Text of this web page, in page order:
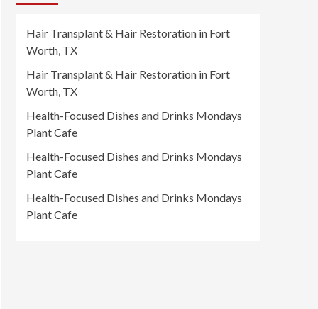
Hair Transplant & Hair Restoration in Fort
Worth, TX
Hair Transplant & Hair Restoration in Fort
Worth, TX
Health-Focused Dishes and Drinks Mondays
Plant Cafe
Health-Focused Dishes and Drinks Mondays
Plant Cafe
Health-Focused Dishes and Drinks Mondays
Plant Cafe